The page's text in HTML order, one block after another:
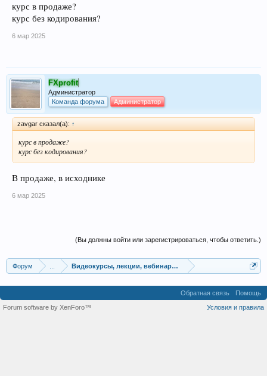
курс в продаже?
курс без кодирования?
6 мар 2025
FXprofit
Администратор
Команда форума
Администратор
zavgar сказал(а): ↑
курс в продаже?
курс без кодирования?
В продаже, в исходнике
6 мар 2025
(Вы должны войти или зарегистрироваться, чтобы ответить.)
Форум Видеокурсы, лекции, вебинары, учебный материал
Обратная связь
Помощь
Условия и правила
Forum software by XenForo™